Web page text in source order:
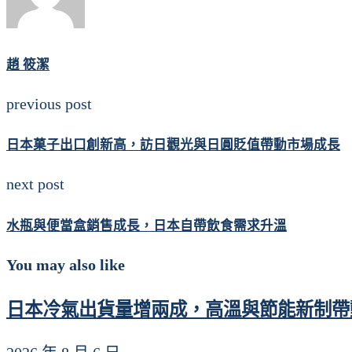
趙 筱潔
previous post
日本菓子出口創新高，訪日觀光與日圓貶值帶動市場成長
next post
水瓶與便當盒銷售成長，日本自帶飲食需求升溫
You may also like
日本冷氣出貨量增兩成，高溫與節能新制